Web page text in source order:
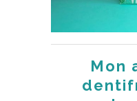
Mon